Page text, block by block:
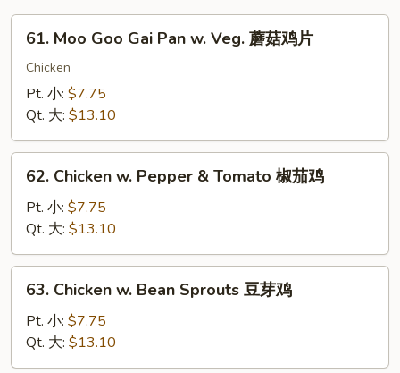
Moo
Goo
Gai
Pan
Veg.
61. Moo Goo Gai Pan w. Veg. 蘑菇鸡片
Chicken
Pt. 小: $7.75
Qt. 大: $13.10
Chicken
Pepper
&
Tomato
62. Chicken w. Pepper & Tomato 椒茄鸡
Pt. 小: $7.75
Qt. 大: $13.10
Chicken
Bean
Sprouts
63. Chicken w. Bean Sprouts 豆芽鸡
Pt. 小: $7.75
Qt. 大: $13.10